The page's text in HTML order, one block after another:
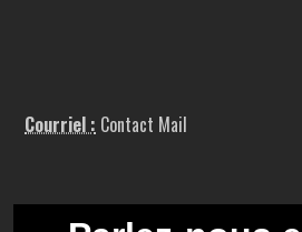
Courriel : Contact Mail